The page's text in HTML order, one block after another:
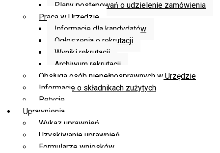
Plany postępowań o udzielenie zamówienia
Praca w Urzędzie
Informacje dla kandydatów
Ogłoszenia o rekrutacji
Wyniki rekrutacji
Archiwum rekrutacji
Obsługa osób niepełnosprawnych w Urzędzie
Informacje o składnikach zużytych
Petycje
Uprawnienia
Wykaz uprawnień
Uzyskiwanie uprawnień
Formularze wniosków